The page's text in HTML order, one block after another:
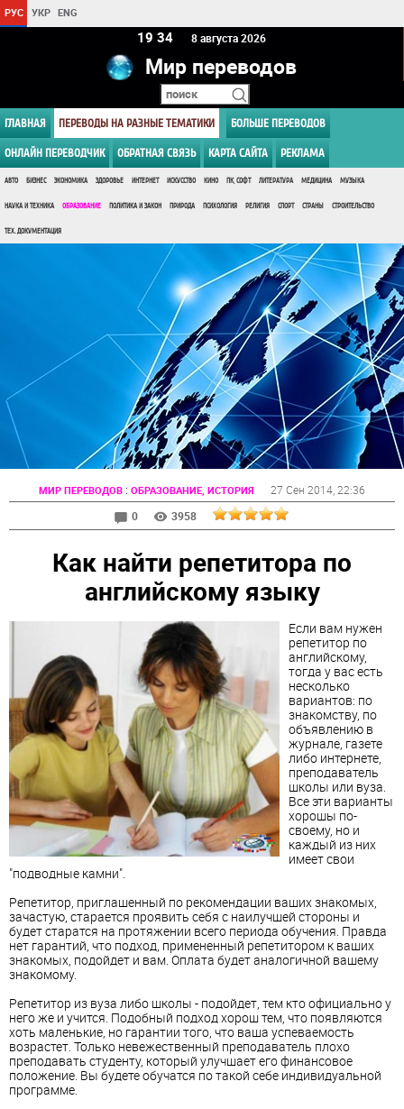
РУС УКР ENG
19:34 8 августа 2026
Мир переводов
ГЛАВНАЯ ПЕРЕВОДЫ НА РАЗНЫЕ ТЕМАТИКИ БОЛЬШЕ ПЕРЕВОДОВ
ОНЛАЙН ПЕРЕВОДЧИК ОБРАТНАЯ СВЯЗЬ КАРТА САЙТА РЕКЛАМА
АВТО БИЗНЕС ЭКОНОМИКА ЗДОРОВЬЕ ИНТЕРНЕТ ИСКУССТВО КИНО ПК, СОФТ ЛИТЕРАТУРА МЕДИЦИНА МУЗЫКА
НАУКА И ТЕХНИКА ОБРАЗОВАНИЕ ПОЛИТИКА И ЗАКОН ПРИРОДА ПСИХОЛОГИЯ РЕЛИГИЯ СПОРТ СТРАНЫ СТРОИТЕЛЬСТВО
ТЕХ. ДОКУМЕНТАЦИЯ
МИР ПЕРЕВОДОВ : ОБРАЗОВАНИЕ, ИСТОРИЯ 27 Сен 2014 , 22:36
0
3958
Как найти репетитора по
английскому языку
Если вам нужен
репетитор по
английскому,
тогда у вас есть
несколько
вариантов: по
знакомству, по
объявлению в
журнале, газете
либо интернете,
преподаватель
школы или вуза.
Все эти варианты
хорошы по-
своему, но и
каждый из них
имеет свои
"подводные камни".
Репетитор, приглашенный по рекомендации ваших знакомых,
зачастую, старается проявить себя с наилучшей стороны и
будет старатся на протяжении всего периода обучения. Правда
нет гарантий, что подход, примененный репетитором к ваших
знакомых, подойдет и вам. Оплата будет аналогичной вашему
знакомому.
Репетитор из вуза либо школы - подойдет, тем кто официально у
него же и учится. Подобный подход хорош тем, что появляются
хоть маленькие, но гарантии того, что ваша успеваемость
возрастет. Только невежественный преподаватель плохо
преподавать студенту, который улучшает его финансовое
положение. Вы будете обучатся по такой себе индивидуальной
программе.